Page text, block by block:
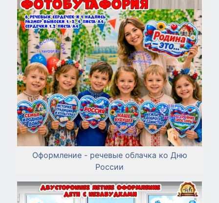
Оформление - речевые облачка ко Дню
России